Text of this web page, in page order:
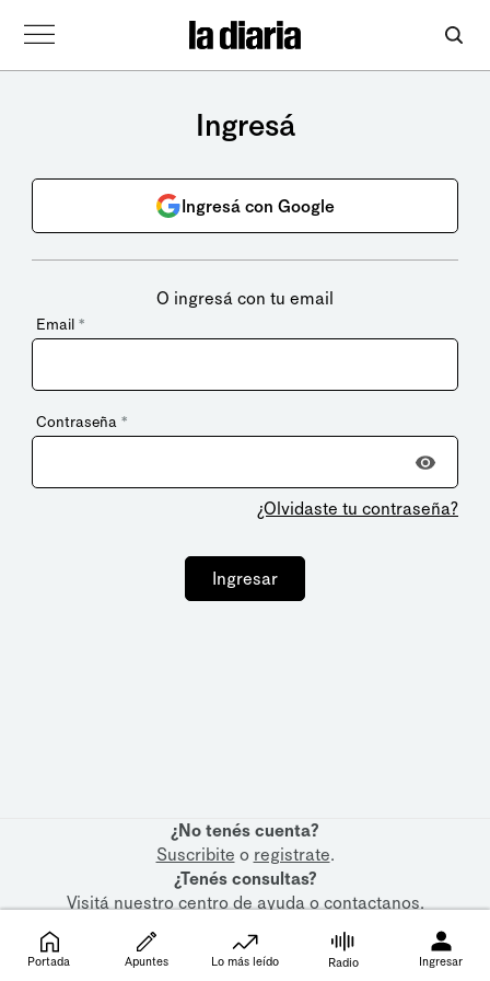
Ingresá
Ingresá con Google
O ingresá con tu email
Email *
Contraseña *
¿Olvidaste tu contraseña?
Ingresar
¿No tenés cuenta?
Suscribite o registrate.
¿Tenés consultas?
Visitá nuestrocentro de ayudaocontactanos.
Portada Apuntes Lo más leído Radio Ingresar